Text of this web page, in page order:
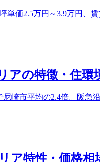
単価2.5万円～3.9万円、
アの特徴・住環
崎市平均の2.4倍。阪
ア特性・価格